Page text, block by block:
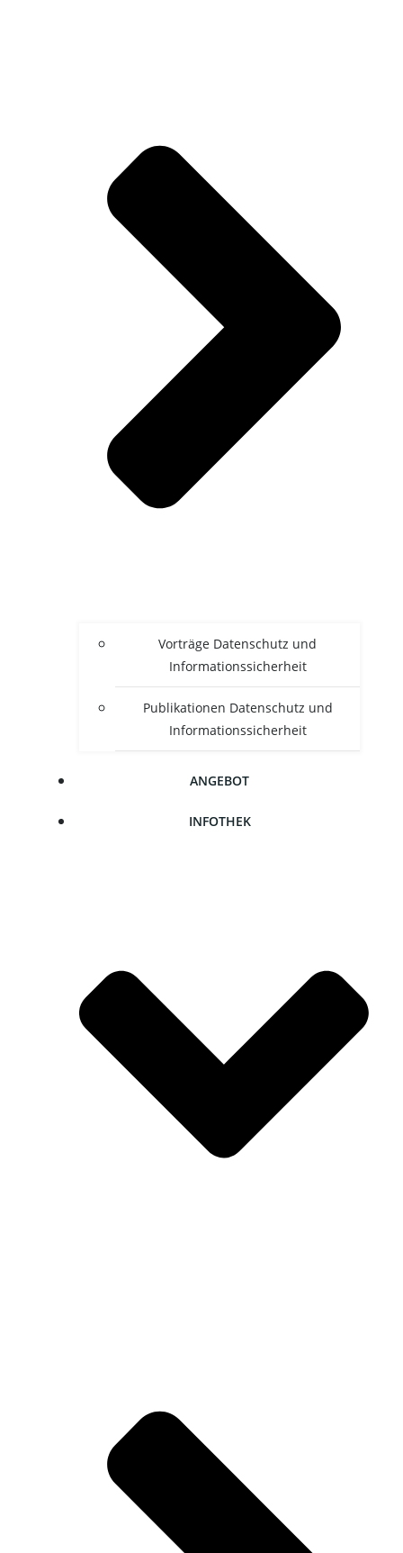
Vor­trä­ge Daten­schutz und
Informationssicherheit
Publi­ka­tio­nen Daten­schutz und
Informationssicherheit
ANGE­BOT
INFO­THEK